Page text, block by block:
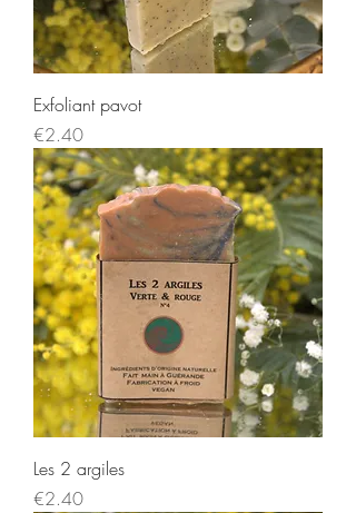
Exfoliant pavot
Price
€2.40
Les 2 argiles
Price
€2.40